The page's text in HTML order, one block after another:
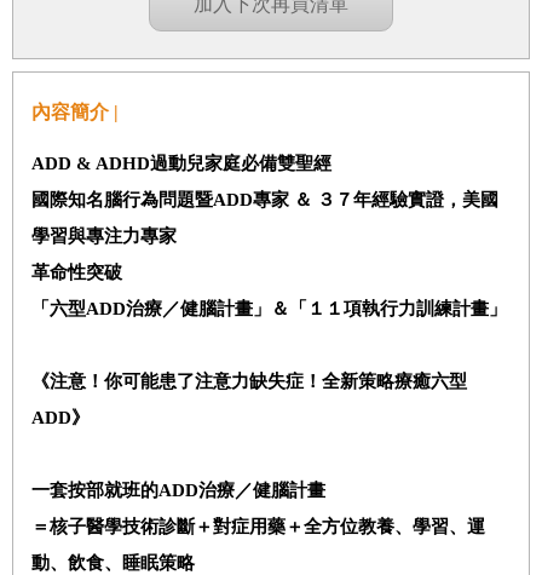
內容簡介 |
ADD & ADHD過動兒家庭必備雙聖經
國際知名腦行為問題暨ADD專家 ＆ ３７年經驗實證， 美國
學習與專注力專家
革命性突破
「六型ADD治療／健腦計畫」 ＆ 「 １１項執行力訓練計畫」
《注意！你可能患了注意力缺失症！全新策略療癒六型
ADD》
一套按部就班的ADD治療／健腦計畫
＝核子醫學技術診斷＋對症用藥＋全方位教養、學習、運
動、飲食、睡眠策略